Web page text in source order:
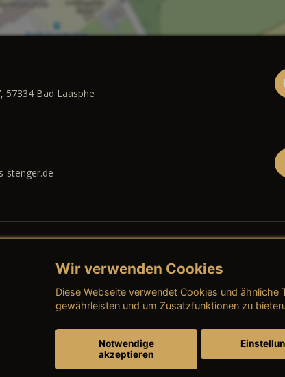
57334 Bad Laasphe
stenger.de
Rechtliches
→ Impressum
→ AGB
Wir verwenden Cookies
Diese Webseite verwendet Cookies und
gewährleisten und um Zusatzfunktionen zu bieten.
Notwendige
akzeptieren